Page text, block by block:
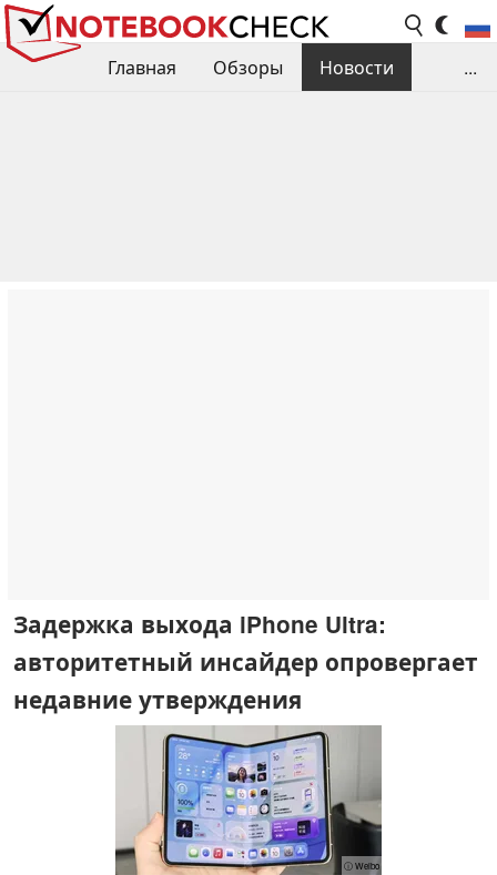
Главная Обзоры
Новости
...
Задержка выхода iPhone Ultra:
авторитетный инсайдер опровергает
недавние утверждения
ⓘ Weibo